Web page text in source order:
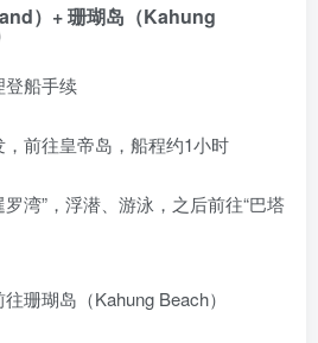
）+ 珊瑚岛（Kahung
登船手续
前往皇帝岛，船程约1小时
罗湾”，浮潜、游泳，之后前往“巴塔
珊瑚岛（Kahung Beach）